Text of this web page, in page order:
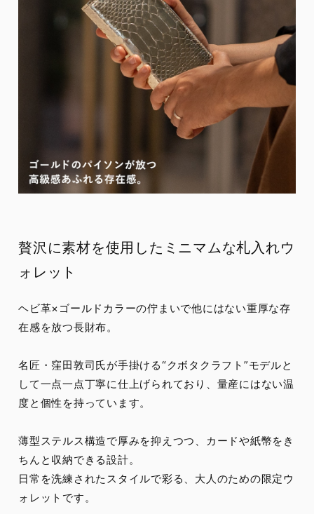
贅沢に素材を使用したミニマムな札入れウ
ォレット
ヘビ革×ゴールドカラーの佇まいで他にはない重厚な存
在感を放つ長財布。
名匠・窪田敦司氏が手掛ける“クボタクラフト”モデルと
して一点一点丁寧に仕上げられており、量産にはない温
度と個性を持っています。
薄型ステルス構造で厚みを抑えつつ、カードや紙幣をき
ちんと収納できる設計。
日常を洗練されたスタイルで彩る、大人のための限定ウ
ォレットです。